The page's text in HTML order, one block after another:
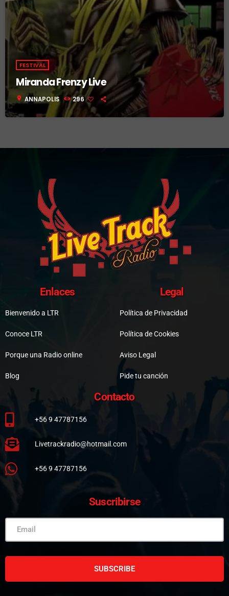
FESTIVAL
Miranda Frenzy Live
location_on ANNAPOLIS 296
Enlaces
Bienvenido a LTR
Conoce LTR
Porque una Radio online
Blog
Legal
Política de Privacidad
Política de Cookies
Aviso Legal
Pide tu canción
Contacto
+56 9 47787156
Livetrackradio@hotmail.com
+56 9 47787156
Suscribirse
SUBSCRIBE